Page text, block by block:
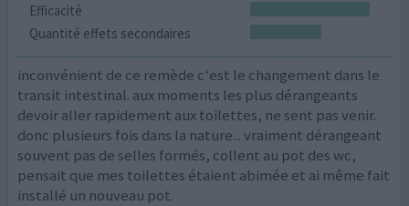
Efficacité
Quantité effets secondaires
inconvénient de ce remède c'est le changement dans le
transit intestinal. aux moments les plus dérangeants
devoir aller rapidement aux toilettes, ne sent pas venir.
donc plusieurs fois dans la nature... vraiment dérangeant
souvent pas de selles formés, collent au pot des wc,
pensait que mes toilettes étaient abimée et ai même fait
installé un nouveau pot.